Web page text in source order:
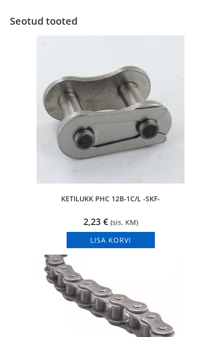
Seotud tooted
KETILUKK PHC 12B-1C/L -SKF-
2,23 € (sis. KM)
LISA KORVI